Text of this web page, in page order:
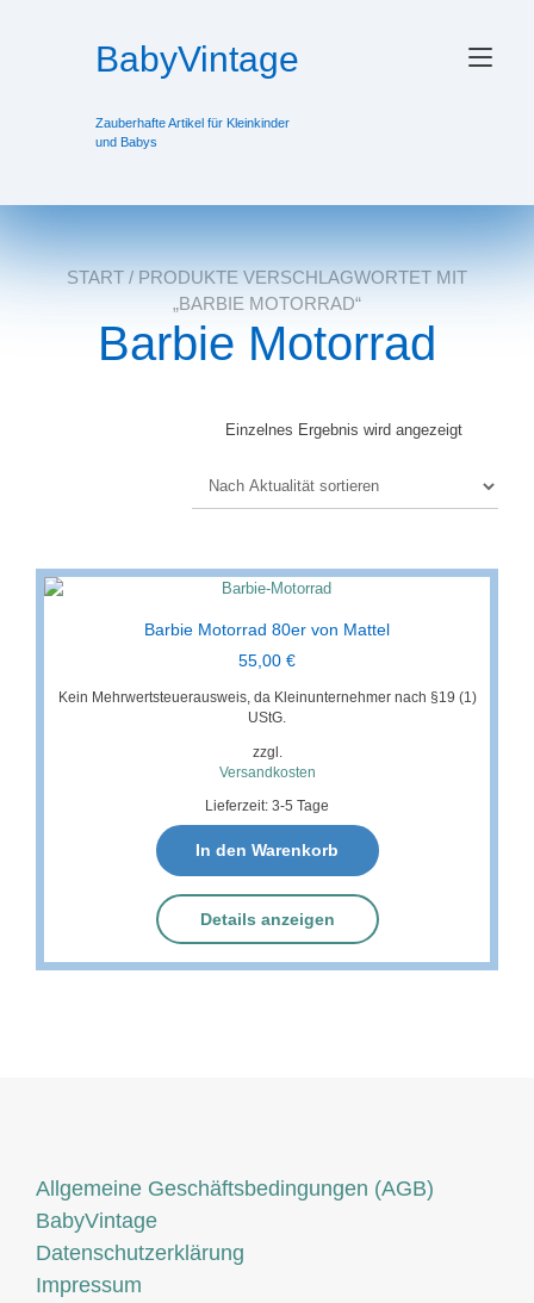
BabyVintage
Zauberhafte Artikel für Kleinkinder
und Babys
START / PRODUKTE VERSCHLAGWORTET MIT
„BARBIE MOTORRAD“
Barbie Motorrad
Einzelnes Ergebnis wird angezeigt
Barbie Motorrad 80er von Mattel
55,00 €
Kein Mehrwertsteuerausweis, da Kleinunternehmer nach §19 (1)
UStG.
zzgl.
Versandkosten
Lieferzeit: 3-5 Tage
In den Warenkorb
Details anzeigen
Allgemeine Geschäftsbedingungen (AGB)
BabyVintage
Datenschutzerklärung
Impressum